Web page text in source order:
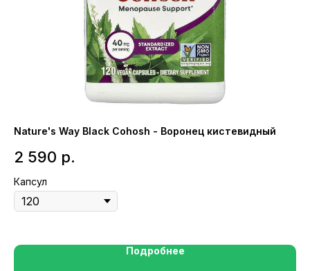
Nature's Way Black Cohosh - Воронец кистевидный
2 590 р.
Капсул
Подробнее